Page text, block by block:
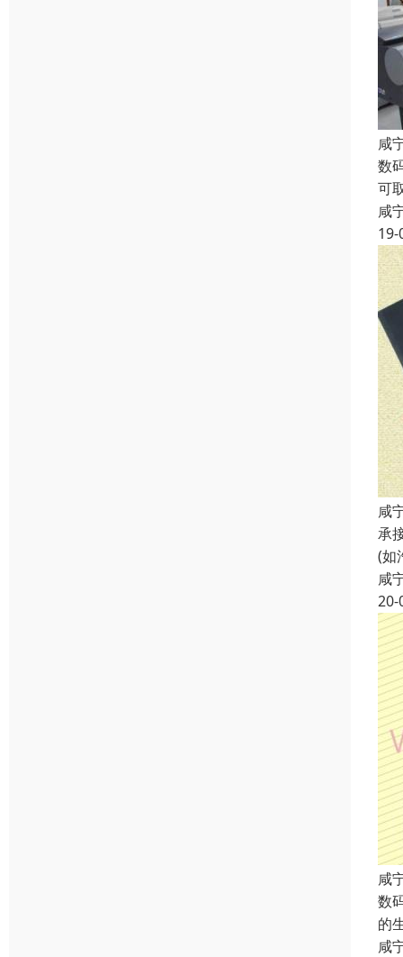
咸
数
可
咸
19-
咸
承
(如
咸
20-
咸
数
的
咸